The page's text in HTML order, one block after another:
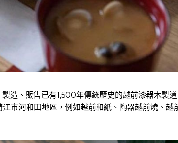
造、販售已有1,500年傳統歷史的越前漆器木製道
市河和田地區，例如越前和紙、陶器越前燒、越